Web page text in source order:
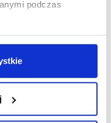
podczas